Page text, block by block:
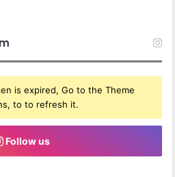
is expired, Go to the Theme
to to refresh it.
Follow us